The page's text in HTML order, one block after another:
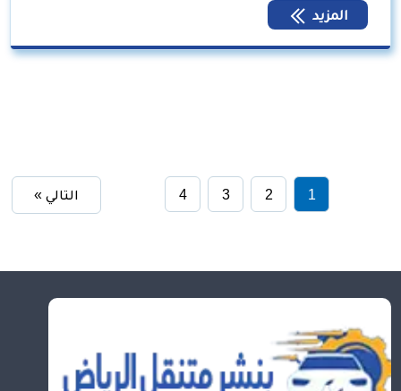
المزيد
1
2
3
4 التالي »